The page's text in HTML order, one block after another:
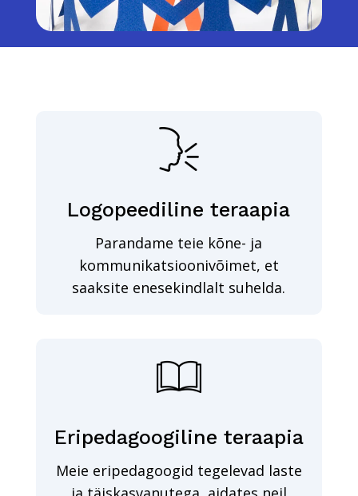
Logopeediline teraapia
Parandame teie kõne- ja
kommunikatsioonivõimet, et
saaksite enesekindlalt suhelda.
Eripedagoogiline teraapia
Meie eripedagoogid tegelevad laste